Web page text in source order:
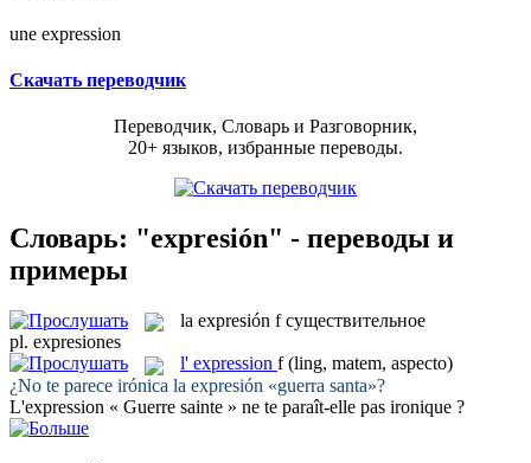
une expression
Скачать переводчик
Переводчик, Словарь и Разговорник,
20+ языков, избранные переводы.
Словарь: "expresión" - переводы и
примеры
la expresión f существительное
pl. expresiones
l' expression f (ling, matem, aspecto)
¿No te parece irónica la expresión «guerra santa»?
L'expression « Guerre sainte » ne te paraît-elle pas ironique ?